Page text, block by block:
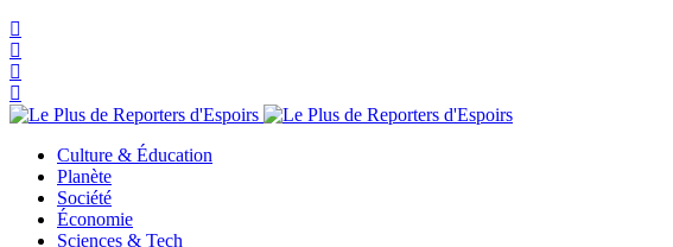
Culture & Éducation
Planète
Société
Économie
Sciences & Tech